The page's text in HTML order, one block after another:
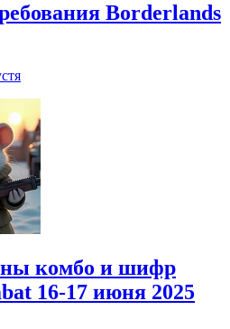
Borderlands
комбо и шифр
16-17 июня 2025